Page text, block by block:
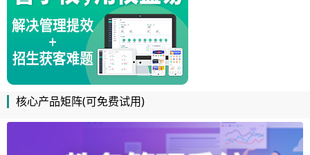
核心产品矩阵(可免费试用)